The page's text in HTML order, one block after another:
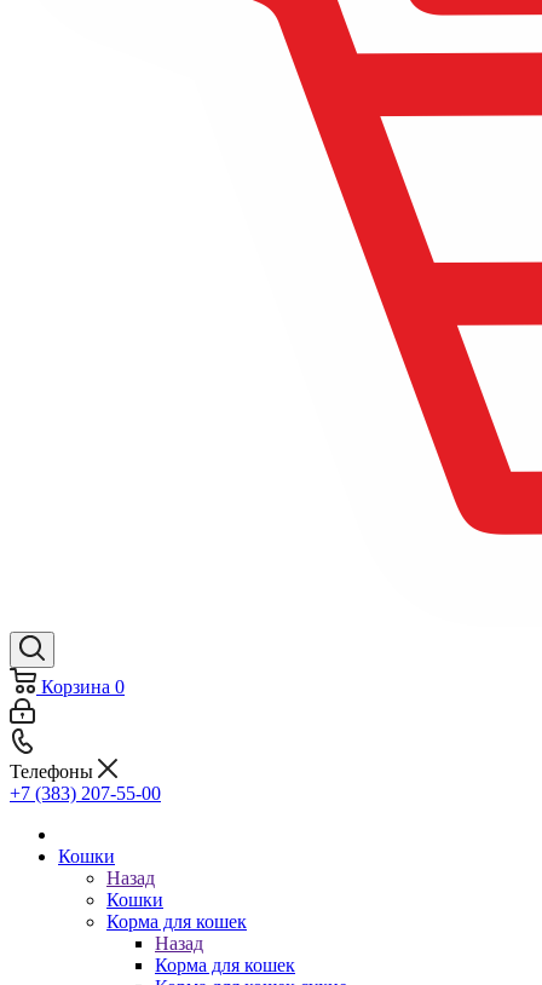
Корзина 0
Телефоны
+7 (383) 207-55-00
Кошки
Назад
Кошки
Корма для кошек
Назад
Корма для кошек